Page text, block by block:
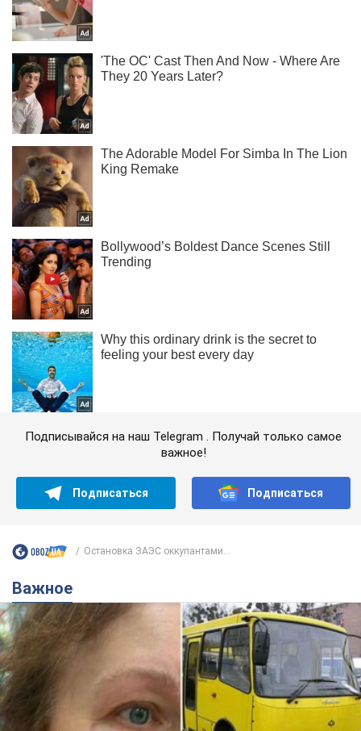
Подписывайся на наш Telegram . Получай только самое
важное!
Подписаться Подписаться
Остановка ЗАЭС оккупантами...
Важное